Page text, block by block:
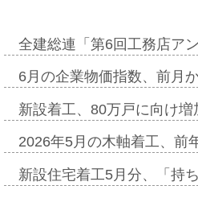
全建総連「第6回工務店ア
6月の企業物価指数、前月
新設着工、80万戸に向け
2026年5月の木軸着工、前
新設住宅着工5月分、「持